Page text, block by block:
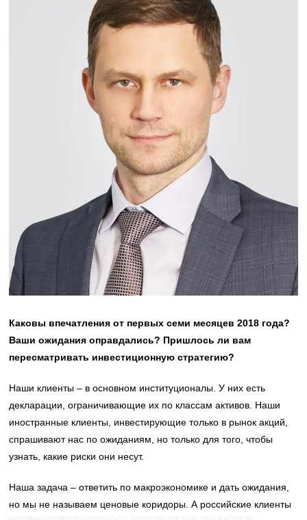
Каковы впечатления от первых семи месяцев 2018 года?
Ваши ожидания оправдались? Пришлось ли вам
пересматривать инвестиционную стратегию?
Наши клиенты – в основном институционалы. У них есть
декларации, ограничивающие их по классам активов. Наши
иностранные клиенты, инвестирующие только в рынок акций,
спрашивают нас по ожиданиям, но только для того, чтобы
узнать, какие риски они несут.
Наша задача – ответить по макроэкономике и дать ожидания,
но мы не называем ценовые коридоры. А российские клиенты